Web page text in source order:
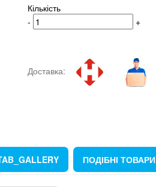
Кількість
-
+
Доставка:
ПОДІБНІ ТОВАРИ